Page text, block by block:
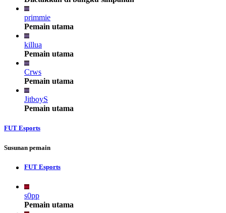
primmie
Pemain utama
killua
Pemain utama
Crws
Pemain utama
JitboyS
Pemain utama
FUT Esports
Susunan pemain
FUT Esports
s0pp
Pemain utama